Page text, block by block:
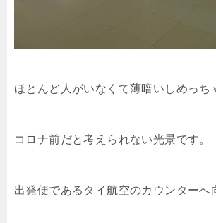
ほとんど人がいなくて薄暗いしめっち
コロナ前だと考えられない光景です。
出発便であるタイ航空のカウンターへ